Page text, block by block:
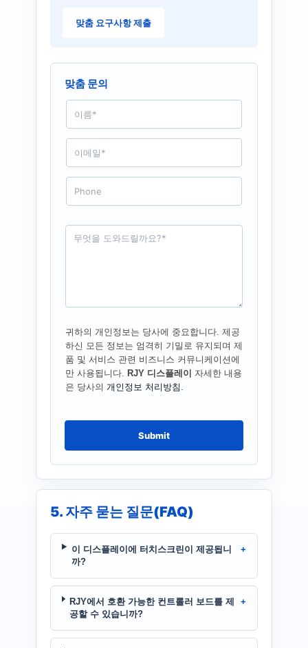
맞춤 요구사항 제출
맞춤 문의
N
m
e
E
a
i
P
o
e
R
*
귀하의 개인정보는 당사에 중요합니다. 제공
하신 모든 정보는 엄격히 기밀로 유지되며 제
품 및 서비스 관련 비즈니스 커뮤니케이션에
만 사용됩니다. RJY 디스플레이 자세한 내용
은 당사의 개인정보 처리방침
Submit
5. 자주 묻는 질문(FAQ)
이 디스플레이에 터치스크린이 제공됩니
까?
RJY에서 호환 가능한 컨트롤러 보드를 제
공할 수 있습니까?